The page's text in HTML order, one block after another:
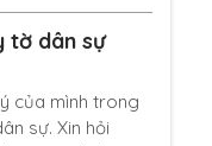
tờ dân sự
của mình trong
sự. Xin hỏi